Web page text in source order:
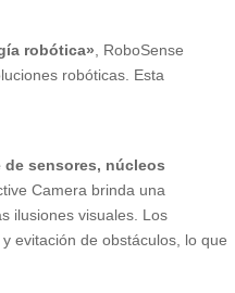
robótica», RoboSense
robóticas. Esta
de sensores, núcleos
Camera brinda una
ilusiones visuales. Los
evitación de obstáculos, lo que